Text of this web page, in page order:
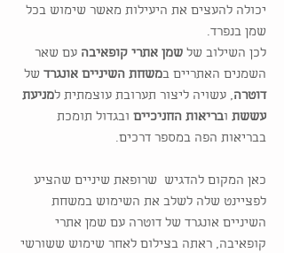
יכולה להעצים את היעילות מאשר שימוש בכל
שמן בנפרד.
לכן השילוב של שמן אתרי קופאיבה עם שאר
השמנים האתריים במשחת השיניים אונגרד של
דוטרה, עשויה ליצור תערובת עוצמתית למניעת
עששת ובריאות החניכיים ובגדול תומכת
בבריאות הפה במספר דרכים.
כאן המקום להדגיש שרופאת שיניים שהציע
לפציינט שלה לשלב את השימוש במשחת
השיניים אונגרד של דוטרה עם שמן אתרי
קופאיבה, ראתה בצילום לאחר שימוש ששורשי